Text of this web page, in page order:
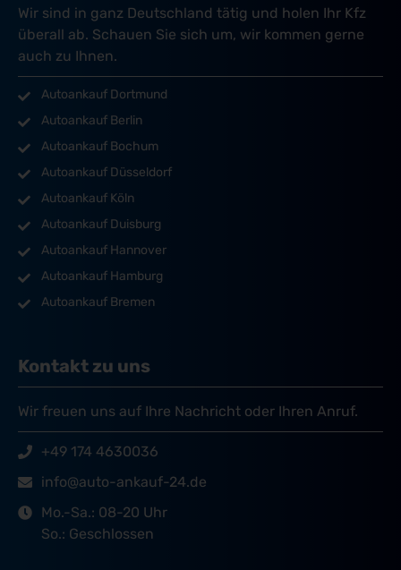
Wir sind in ganz Deutschland tätig und holen Ihr Kfz
überall ab. Schauen Sie sich um, wir kommen gerne
auch zu Ihnen.
Autoankauf Dortmund
Autoankauf Berlin
Autoankauf Bochum
Autoankauf Düsseldorf
Autoankauf Köln
Autoankauf Duisburg
Autoankauf Hannover
Autoankauf Hamburg
Autoankauf Bremen
Kontakt zu uns
Wir freuen uns auf Ihre Nachricht oder Ihren Anruf.
+49 174 4630036
info@auto-ankauf-24.de
Mo.-Sa.: 08-20 Uhr
So.: Geschlossen